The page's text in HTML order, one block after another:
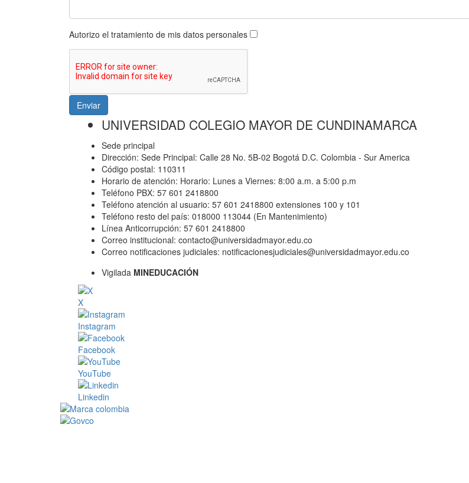
Autorizo el tratamiento de mis datos personales
Enviar
UNIVERSIDAD COLEGIO MAYOR DE CUNDINAMARCA
Sede principal
Dirección: Sede Principal: Calle 28 No. 5B-02 Bogotá D.C. Colombia - Sur America
Código postal: 110311
Horario de atención: Horario: Lunes a Viernes: 8:00 a.m. a 5:00 p.m
Teléfono PBX: 57 601 2418800
Teléfono atención al usuario: 57 601 2418800 extensiones 100 y 101
Teléfono resto del país: 018000 113044 (En Mantenimiento)
Línea Anticorrupción: 57 601 2418800
Correo institucional: contacto@universidadmayor.edu.co
Correo notificaciones judiciales: notificacionesjudiciales@universidadmayor.edu.co
Vigilada MINEDUCACIÓN
X
Instagram
Facebook
YouTube
Linkedin